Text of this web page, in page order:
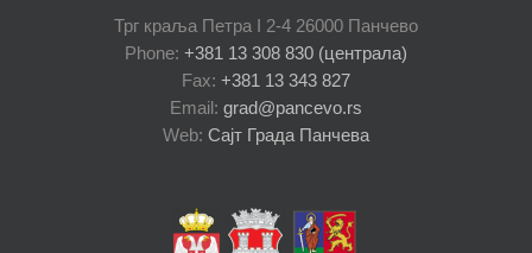
Трг краља Петра I 2-4 26000 Панчево
Phone: +381 13 308 830 (централа)
Fax: +381 13 343 827
Email: grad@pancevo.rs
Web: Сајт Града Панчева